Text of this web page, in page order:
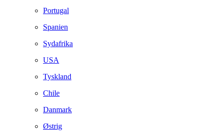
Portugal
Spanien
Sydafrika
USA
Tyskland
Chile
Danmark
Østrig